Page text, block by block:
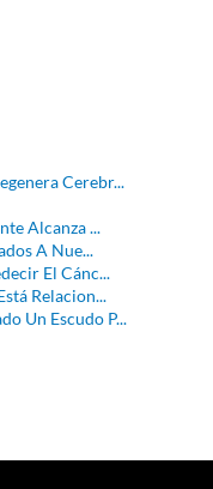
Cerebr...
Alcanza ...
A Nue...
El Cánc...
Relacion...
Un Escudo P...